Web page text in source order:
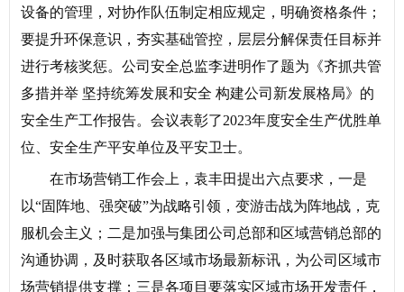
设备的管理，对协作队伍制定相应规定，明确资格条件；
要提升环保意识，夯实基础管控，层层分解保责任目标并
进行考核奖惩。公司安全总监李进明作了题为《齐抓共管
多措并举 坚持统筹发展和安全 构建公司新发展格局》的
安全生产工作报告。会议表彰了2023年度安全生产优胜单
位、安全生产平安单位及平安卫士。
在市场营销工作会上，袁丰田提出六点要求，一是
以“固阵地、强突破”为战略引领，变游击战为阵地战，克
服机会主义；二是加强与集团公司总部和区域营销总部的
沟通协调，及时获取各区域市场最新标讯，为公司区域市
场营销提供支撑；三是各项目要落实区域市场开发责任，